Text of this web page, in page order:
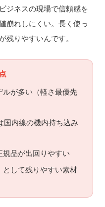
ジネスの現場で信頼感を
崩れしにくい。長く使っ
残りやすいんです。
が多い（軽さ最優先
国内線の機内持ち込み
規品が出回りやすい
として残りやすい素材